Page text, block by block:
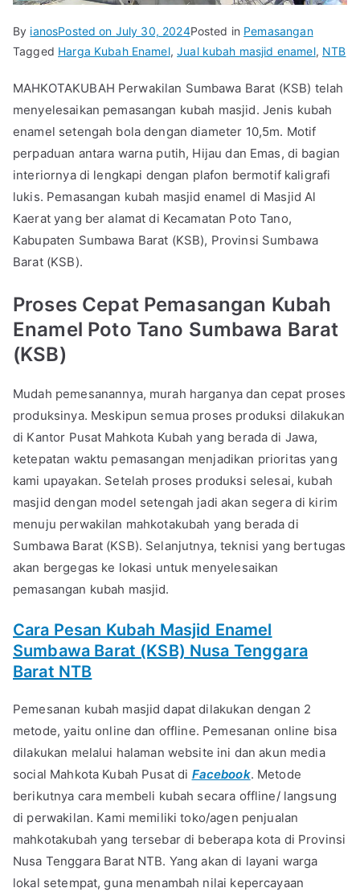
By ianosPosted on July 30, 2024Posted in Pemasangan
Tagged Harga Kubah Enamel,Jual kubah masjid enamel, NTB
MAHKOTAKUBAH Perwakilan Sumbawa Barat (KSB) telah
menyelesaikan pemasangan kubah masjid. Jenis kubah
enamel setengah bola dengan diameter 10,5m. Motif
perpaduan antara warna putih, Hijau dan Emas, di bagian
interiornya di lengkapi dengan plafon bermotif kaligrafi
lukis. Pemasangan kubah masjid enamel di Masjid Al
Kaerat yang ber alamat di Kecamatan Poto Tano,
Kabupaten Sumbawa Barat (KSB), Provinsi Sumbawa
Barat (KSB).
Proses Cepat Pemasangan Kubah
Enamel Poto Tano Sumbawa Barat
(KSB)
Mudah pemesanannya, murah harganya dan cepat proses
produksinya. Meskipun semua proses produksi dilakukan
di Kantor Pusat Mahkota Kubah yang berada di Jawa,
ketepatan waktu pemasangan menjadikan prioritas yang
kami upayakan. Setelah proses produksi selesai, kubah
masjid dengan model setengah jadi akan segera di kirim
menuju perwakilan mahkotakubah yang berada di
Sumbawa Barat (KSB). Selanjutnya, teknisi yang bertugas
akan bergegas ke lokasi untuk menyelesaikan
pemasangan kubah masjid.
Cara Pesan Kubah Masjid Enamel
Sumbawa Barat (KSB) Nusa Tenggara
Barat NTB
Pemesanan kubah masjid dapat dilakukan dengan 2
metode, yaitu online dan offline. Pemesanan online bisa
dilakukan melalui halaman website ini dan akun media
social Mahkota Kubah Pusat di Facebook. Metode
berikutnya cara membeli kubah secara offline/ langsung
di perwakilan. Kami memiliki toko/agen penjualan
mahkotakubah yang tersebar di beberapa kota di Provinsi
Nusa Tenggara Barat NTB. Yang akan di layani warga
lokal setempat, guna menambah nilai kepercayaan